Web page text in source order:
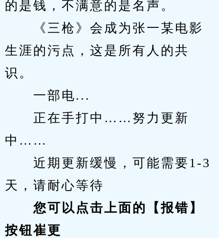
的是钱，不满意的是名声。
《三枪》会成为张一某电影
生涯的污点，这是所有人的共
识。
一部电...
正在手打中……努力更新
中……
近期更新缓慢，可能需要1-3
天，请耐心等待
您可以点击上面的【报错】
按钮崔更